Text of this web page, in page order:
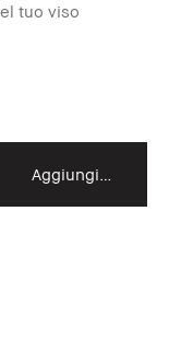
tuo viso